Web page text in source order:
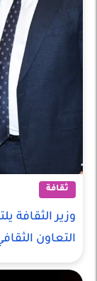
ثقافة
وزير الثقافة
التعاون